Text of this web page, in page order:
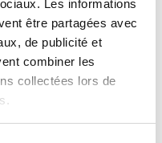
Les informations
être partagées avec
de publicité et
combiner les
collectées lors de
conische filters/